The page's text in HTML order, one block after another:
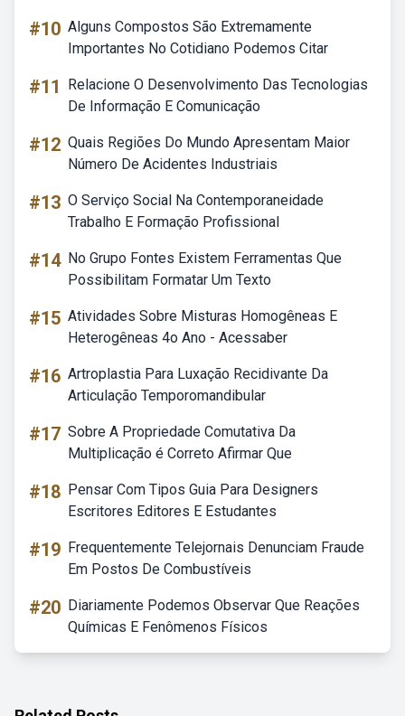
#10 Alguns Compostos São Extremamente
Importantes No Cotidiano Podemos Citar
#11
Relacione O Desenvolvimento Das Tecnologias
De Informação E Comunicação
#12 Quais Regiões Do Mundo Apresentam Maior
Número De Acidentes Industriais
#13 O Serviço Social Na Contemporaneidade
Trabalho E Formação Profissional
#14 No Grupo Fontes Existem Ferramentas Que
Possibilitam Formatar Um Texto
#15 Atividades Sobre Misturas Homogêneas E
Heterogêneas 4o Ano - Acessaber
#16 Artroplastia Para Luxação Recidivante Da
Articulação Temporomandibular
#17 Sobre A Propriedade Comutativa Da
Multiplicação é Correto Afirmar Que
#18 Pensar Com Tipos Guia Para Designers
Escritores Editores E Estudantes
#19 Frequentemente Telejornais Denunciam Fraude
Em Postos De Combustíveis
#20 Diariamente Podemos Observar Que Reações
Químicas E Fenômenos Físicos